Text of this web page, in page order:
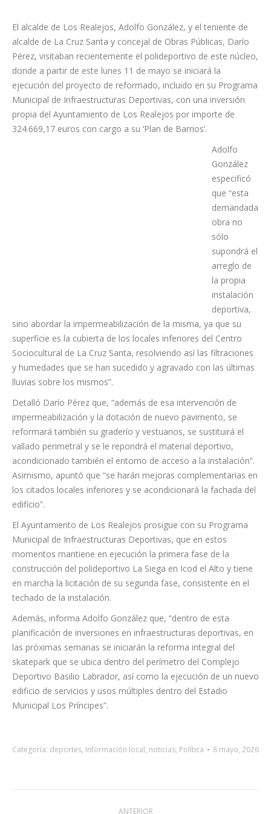
El alcalde de Los Realejos, Adolfo González, y el teniente de
alcalde de La Cruz Santa y concejal de Obras Públicas, Darío
Pérez, visitaban recientemente el polideportivo de este núcleo,
donde a partir de este lunes 11 de mayo se iniciará la
ejecución del proyecto de reformado, incluido en su Programa
Municipal de Infraestructuras Deportivas, con una inversión
propia del Ayuntamiento de Los Realejos por importe de
Adolfo
González
especificó
que “esta
demandada
obra no
sólo
supondrá el
arreglo de
la propia
instalación
deportiva,
sino abordar la impermeabilización de la misma, ya que su
superficie es la cubierta de los locales inferiores del Centro
Sociocultural de La Cruz Santa, resolviendo así las filtraciones
y humedades que se han sucedido y agravado con las últimas
lluvias sobre los mismos”.
Detalló Darío Pérez que, “además de esa intervención de
impermeabilización y la dotación de nuevo pavimento, se
reformará también su graderío y vestuarios, se sustituirá el
vallado perimetral y se le repondrá el material deportivo,
acondicionado también el entorno de acceso a la instalación”.
Asimismo, apuntó que “se harán mejoras complementarias en
los citados locales inferiores y se acondicionará la fachada del
edificio”.
El Ayuntamiento de Los Realejos prosigue con su Programa
Municipal de Infraestructuras Deportivas, que en estos
momentos mantiene en ejecución la primera fase de la
construcción del polideportivo La Siega en Icod el Alto y tiene
en marcha la licitación de su segunda fase, consistente en el
techado de la instalación.
Además, informa Adolfo González que, “dentro de esta
planificación de inversiones en infraestructuras deportivas, en
las próximas semanas se iniciarán la reforma integral del
skatepark que se ubica dentro del perímetro del Complejo
Deportivo Basilio Labrador, así como la ejecución de un nuevo